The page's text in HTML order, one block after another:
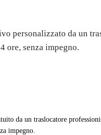
personalizzato da un
ore, senza impegno.
da un traslocatore
impegno.